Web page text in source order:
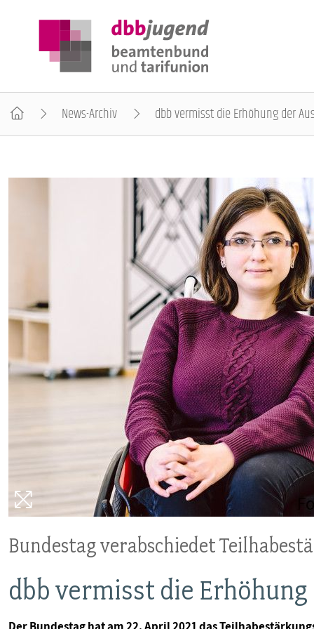
AUSBILDUNGSINFORMATIONEN
INTERNATIONALES
VERANSTALTUNGEN UND SEMINARE
MITGLIEDSCHAFT & SERVICE
News-Archiv dbb vermisst die Erhöhung der
Bundestag verabschiedet
dbb vermisst die